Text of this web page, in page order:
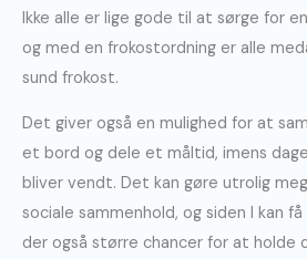
Ikke alle er lige gode til at sørge for
og med en frokostordning er alle
sund frokost.
Det giver også en mulighed for at
et bord og dele et måltid, imens
bliver vendt. Det kan gøre utrolig
sociale sammenhold, og siden I kan
der også større chancer for at holde